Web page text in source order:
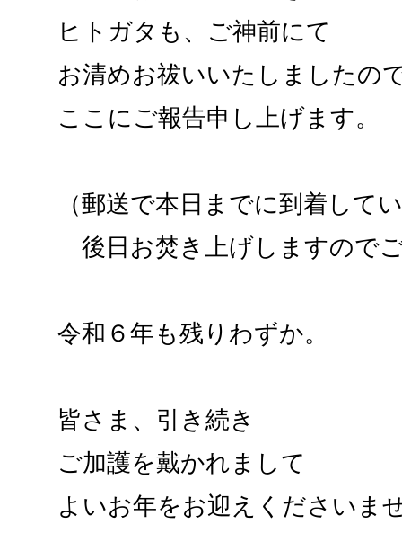
ヒトガタも、ご神前にて
お清めお祓いいたしましたの
ここにご報告申し上げます。
（郵送で本日までに到着して
後日お焚き上げしますので
令和６年も残りわずか。
皆さま、引き続き
ご加護を戴かれまして
よいお年をお迎えくださいま